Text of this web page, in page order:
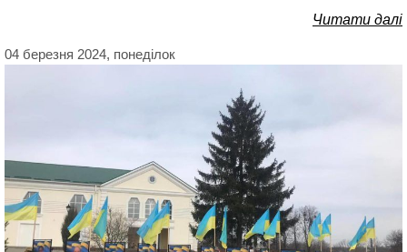
Читати далі
04 березня 2024, понеділок